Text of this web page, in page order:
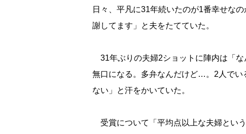
日々、平凡に31年続いたのが1番幸せな
謝してます」と夫をたてていた。
31年ぶりの夫婦2ショットに陣内は「な
無口になる。多弁なんだけど…。2人でい
ない」と汗をかいていた。
受賞について「平均点以上な夫婦とい